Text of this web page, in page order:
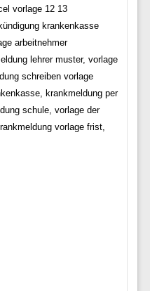
vorlage 12 13
krankenkasse
arbeitnehmer
lehrer muster, vorlage
schreiben vorlage
krankmeldung per
schule, vorlage der
vorlage frist,